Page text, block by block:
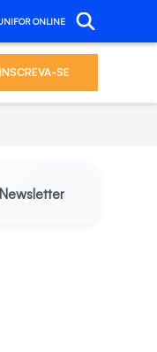
ONLINE
INSCREVA-SE
Newsletter